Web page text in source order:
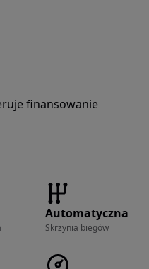
finansowanie
Automatyczna
Skrzynia biegów